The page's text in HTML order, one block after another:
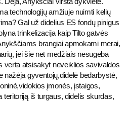
technologijų amžiuje nuimti kelių
Gal už didelius ES fondų pinigus
trinkelizacija kaip Tilto gatvės
brangiai apmokami merai,
jei šie net medžiais nesugeba
verta atsisakyt neveiklios savivaldos
nažėja gyventojų,didelė bedarbystė,
įmonės, įstaigos,
iš turgaus, didelis skurdas,